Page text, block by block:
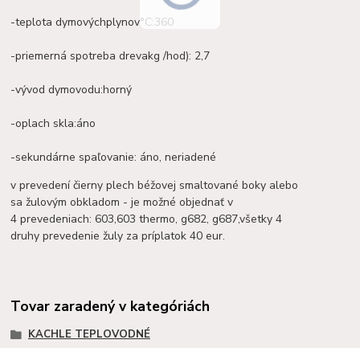
-teplotadymovýchplynov°C:360
-priemerná spotrebadrevakg /hod): 2,7
-vývoddymovodu:horný
-oplach skla:áno
-sekundárne spaľovanie: áno,neriadené
v prevedení čierny plech béžovej smaltované boky alebo
sa žulovým obkladom - je možné objednať v
4 prevedeniach: 603,603 thermo, g682, g687,všetky 4
druhy prevedenie žuly za príplatok 40 eur.
Tovar zaradený v kategóriách
KACHLE TEPLOVODNÉ